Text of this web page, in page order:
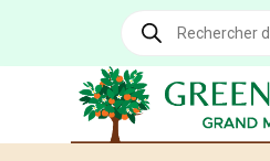
Recherche
produits